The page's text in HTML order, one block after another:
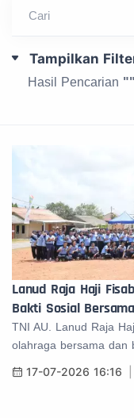
Cari
Tampilkan
Hasil Pencarian ""
Lanud Raja Haji
Bakti Sosial
TNI AU. Lanud Raja
olahraga bersama dan
17-07-2026 16:16